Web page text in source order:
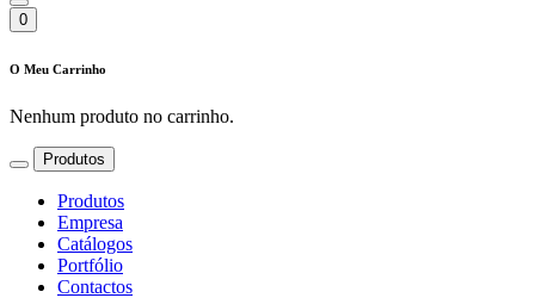
0
O Meu Carrinho
Nenhum produto no carrinho.
Produtos
Produtos
Empresa
Catálogos
Portfólio
Contactos